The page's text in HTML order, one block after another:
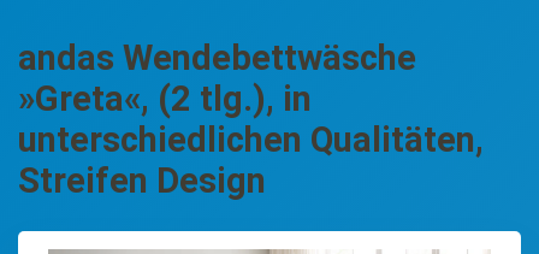
andas Wendebettwäsche
»Greta«, (2 tlg.), in
unterschiedlichen Qualitäten,
Streifen Design